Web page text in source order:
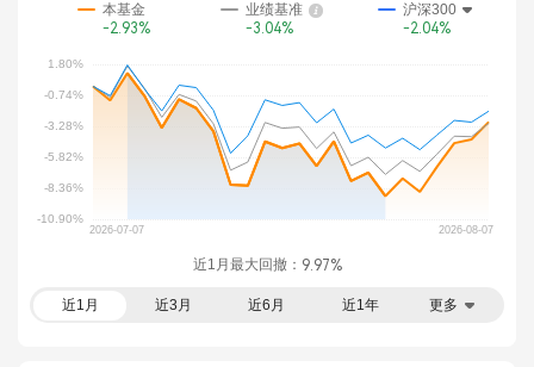
本基金
-2.93%
业绩基准
-3.04%
沪深300
-2.04%
近1月最大回撤： 9.97%
近1月 近3月 近6月 近1年 更多